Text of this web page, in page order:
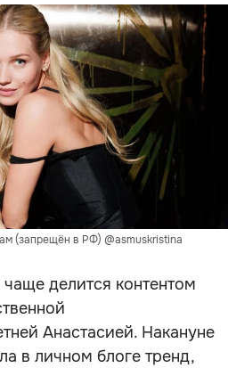
(запрещён в РФ) @asmuskristina
делится контентом
Анастасией. Накануне
в личном блоге тренд,